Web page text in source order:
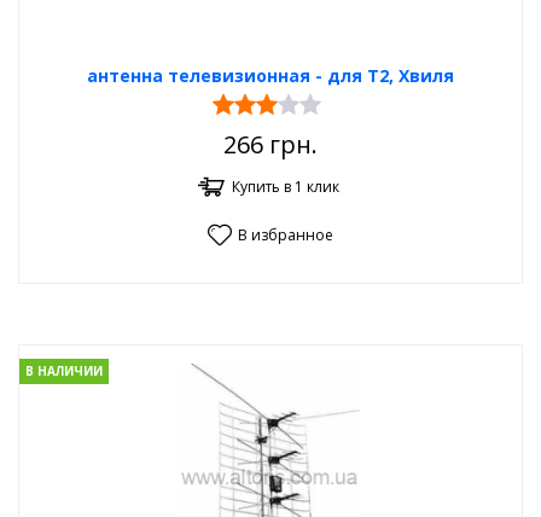
антенна телевизионная - для Т2, Хвиля
266 грн.
Купить в 1 клик
В избранное
В НАЛИЧИИ